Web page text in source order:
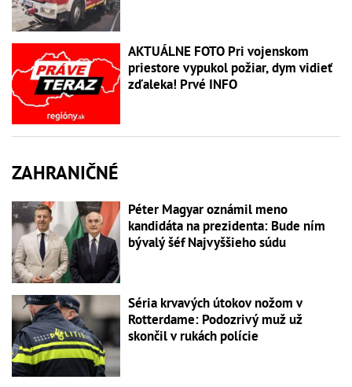
AKTUÁLNE FOTO Pri vojenskom
priestore vypukol požiar, dym vidieť
zďaleka! Prvé INFO
ZAHRANIČNÉ
Péter Magyar oznámil meno
kandidáta na prezidenta: Bude ním
bývalý šéf Najvyššieho súdu
Séria krvavých útokov nožom v
Rotterdame: Podozrivý muž už
skončil v rukách polície